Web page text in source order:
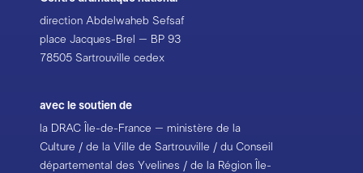
direction Abdelwaheb Sefsaf
place Jacques-Brel – BP 93
78505 Sartrouville cedex
avec le soutien de
la DRAC Île-de-France – ministère de la
Culture / de la Ville de Sartrouville / du Conseil
départemental des Yvelines / de la Région Île-